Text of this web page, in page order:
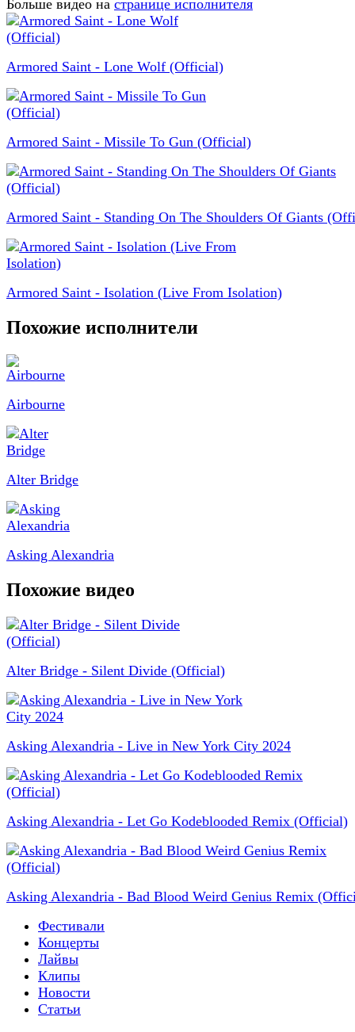
Больше видео на странице исполнителя
Armored Saint - Lone Wolf (Official)
Armored Saint - Missile To Gun (Official)
Armored Saint - Standing On The Shoulders Of Giants
Armored Saint - Isolation (Live From Isolation)
Похожие исполнители
Airbourne
Alter Bridge
Asking Alexandria
Похожие видео
Alter Bridge - Silent Divide (Official)
Asking Alexandria - Live in New York City 2024
Asking Alexandria - Let Go Kodeblooded Remix (Official)
Asking Alexandria - Bad Blood Weird Genius Remix
Фестивали
Концерты
Лайвы
Клипы
Новости
Статьи